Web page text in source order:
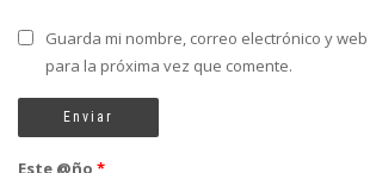
Guarda mi nombre, correo electrónico y
para la próxima vez que comente.
Este @ño *